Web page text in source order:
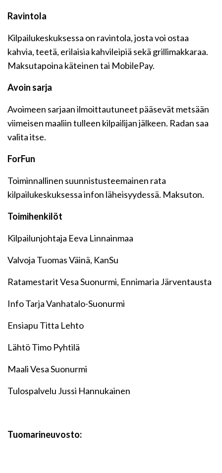
Ravintola
Kilpailukeskuksessa on ravintola, josta voi ostaa
kahvia, teetä, erilaisia kahvileipiä sekä grillimakkaraa.
Maksutapoina käteinen tai MobilePay.
Avoin sarja
Avoimeen sarjaan ilmoittautuneet pääsevät metsään
viimeisen maaliin tulleen kilpailijan jälkeen. Radan saa
valita itse.
ForFun
Toiminnallinen suunnistusteemainen rata
kilpailukeskuksessa infon läheisyydessä. Maksuton.
Toimihenkilöt
Kilpailunjohtaja Eeva Linnainmaa
Valvoja Tuomas Väinä, KanSu
Ratamestarit Vesa Suonurmi, Ennimaria Järventausta
Info Tarja Vanhatalo-Suonurmi
Ensiapu Titta Lehto
Lähtö Timo Pyhtilä
Maali Vesa Suonurmi
Tulospalvelu Jussi Hannukainen
Tuomarineuvosto: